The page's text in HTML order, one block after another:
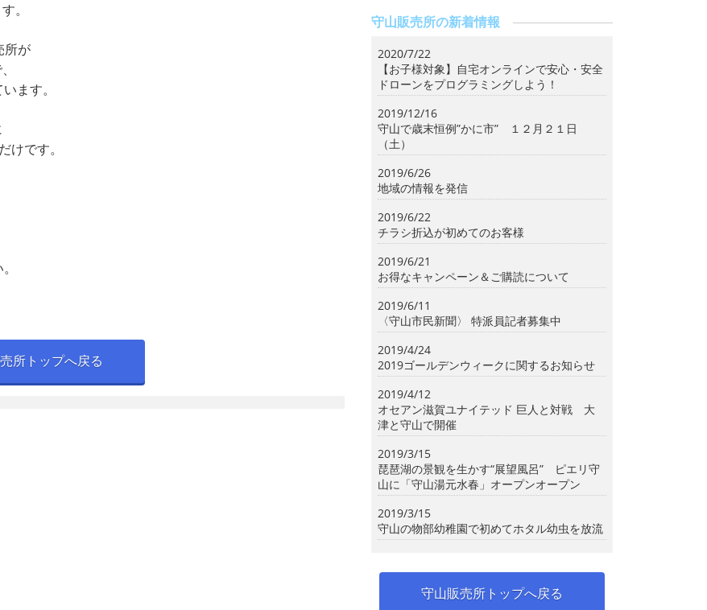
。
所が
ます。
けです。
所トップへ戻る
守山販売所の新着情報
2020/7/22
【お子様対象】自宅オンラインで安心・安全
ドローンをプログラミングしよう！
2019/12/16
守山で歳末恒例”かに市” １２月２１日
（土）
2019/6/26
地域の情報を発信
2019/6/22
チラシ折込が初めてのお客様
2019/6/21
お得なキャンペーン＆ご購読について
2019/6/11
〈守山市民新聞〉 特派員記者募集中
2019/4/24
2019ゴールデンウィークに関するお知らせ
2019/4/12
オセアン滋賀ユナイテッド 巨人と対戦 大
津と守山で開催
2019/3/15
琵琶湖の景観を生かす“展望風呂” ピエリ守
山に「守山湯元水春」オープンオープン
2019/3/15
守山の物部幼稚園で初めてホタル幼虫を放流
守山販売所トップへ戻る